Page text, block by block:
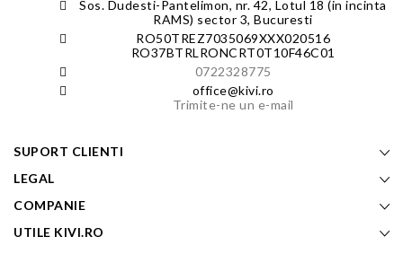
Sos. Dudesti-Pantelimon, nr. 42, Lotul 18 (in incinta
RAMS) sector 3, Bucuresti
RO50TREZ7035069XXX020516
RO37BTRLRONCRT0T10F46C01
0722328775
office@kivi.ro
Trimite-ne un e-mail
SUPORT CLIENTI
LEGAL
COMPANIE
UTILE KIVI.RO